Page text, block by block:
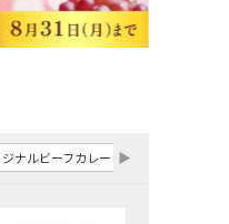
JAL機内食 JAL国際線採用ワ
▶